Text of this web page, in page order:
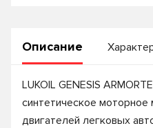
Описание
LUKOIL GENESIS
синтетическое
двигателей легковых